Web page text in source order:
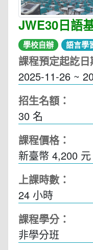
JWE30日語
學校自辦 語言學
課程預定起訖日
2025-11-26 ~
招生名額：
30 名
課程價格：
新臺幣 4,200 元
上課時數：
24 小時
課程學分：
非學分班